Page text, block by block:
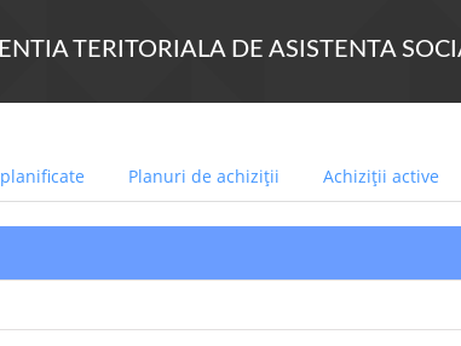
TERITORIALA DE ASISTENTA
Planuri de achiziții Achiziții active